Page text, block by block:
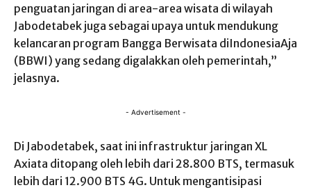
penguatan jaringan di area-area wisata di wilayah
Jabodetabek juga sebagai upaya untuk mendukung
kelancaran program Bangga Berwisata diIndonesiaAja
(BBWI) yang sedang digalakkan oleh pemerintah,”
jelasnya.
- Advertisement -
Di Jabodetabek, saat ini infrastruktur jaringan XL
Axiata ditopang oleh lebih dari 28.800 BTS, termasuk
lebih dari 12.900 BTS 4G. Untuk mengantisipasi